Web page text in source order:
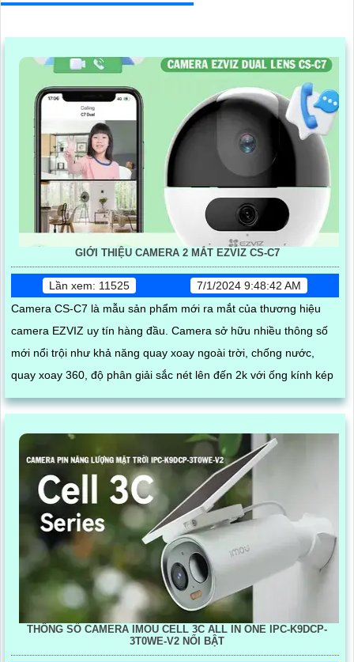
GIỚI THIỆU CAMERA 2 MẮT EZVIZ CS-C7
Lần xem: 11525
7/1/2024 9:48:42 AM
Camera CS-C7 là mẫu sản phẩm mới ra mắt của thương hiệu
camera EZVIZ uy tín hàng đầu. Camera sở hữu nhiều thông số
mới nổi trội như khả năng quay xoay ngoài trời, chống nước,
quay xoay 360, độ phân giải sắc nét lên đến 2k với ống kính kép
THÔNG SỐ CAMERA IMOU CELL 3C ALL IN ONE IPC-K9DCP-
3T0WE-V2 NỔI BẬT